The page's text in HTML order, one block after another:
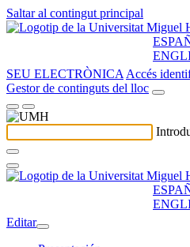
Saltar al contingut principal
SEU ELECTRÒNICA Accés
Gestor de continguts del lloc
Editar